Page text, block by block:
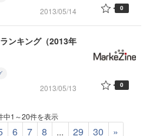
2013/05/14 0
ンキング（2013年
2013/05/13 0
中1～20件を表示
6 7 8 ... 29 30 »